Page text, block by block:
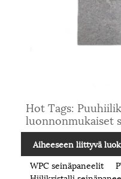
Hot Tags:
luonnonmukaiset
Aiheeseen liittyvä
WPC seinäpaneelit